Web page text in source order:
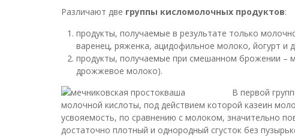
Различают две группы кисломолочных продуктов:
продукты, получаемые в результате только
варенец, ряженка, ацидофильное молоко, йогурт и
продукты, получаемые при смешанном брожении –
дрожжевое молоко).
В первой
молочной кислоты, под действием которой казеин
усвояемость, по сравнению с молоком, значительно
достаточно плотный и однородный сгусток без